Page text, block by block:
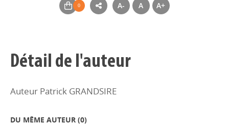
A- A A+
Détail de l'auteur
Auteur Patrick GRANDSIRE
DU MÊME AUTEUR (0)